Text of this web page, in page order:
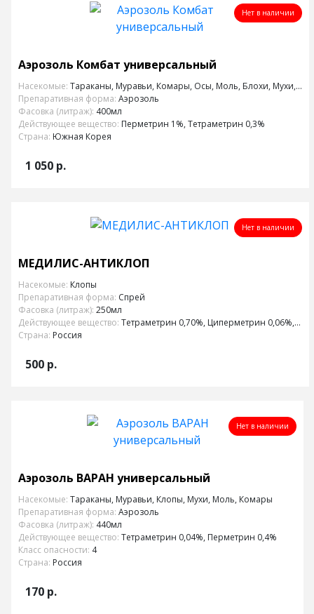
Нет в наличии
Аэрозоль Комбат универсальный
Насекомые: Тараканы, Муравьи, Комары, Осы, Моль, Блохи, Мухи, Клопы
Препаративная форма: Аэрозоль
Фасовка (литраж): 400мл
Действующее вещество: Перметрин 1%, Тетраметрин 0,3%
Страна: Южная Корея
1 050 р.
Нет в наличии
МЕДИЛИС-АНТИКЛОП
Насекомые: Клопы
Препаративная форма: Спрей
Фасовка (литраж): 250мл
Действующее вещество: Тетраметрин 0,70%, Циперметрин 0,06%, Перметрин 0,06%
Страна: Россия
500 р.
Нет в наличии
Аэрозоль ВАРАН универсальный
Насекомые: Тараканы, Муравьи, Клопы, Мухи, Моль, Комары
Препаративная форма: Аэрозоль
Фасовка (литраж): 440мл
Действующее вещество: Тетраметрин 0,04%, Перметрин 0,4%
Класс опасности: 4
Страна: Россия
170 р.